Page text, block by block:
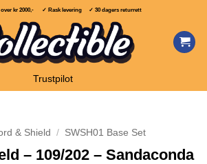
kr 2000,-✓ Rask levering ✓ 30 dagers returrett
Trustpilot
& Shield / SWSH01 Base Set
– 109/202 – Sandaconda